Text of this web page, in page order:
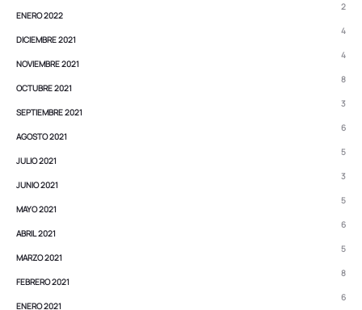
ENERO 2022
2
DICIEMBRE 2021
4
NOVIEMBRE 2021
4
OCTUBRE 2021
8
SEPTIEMBRE 2021
3
AGOSTO 2021
6
JULIO 2021
5
JUNIO 2021
3
MAYO 2021
5
ABRIL 2021
6
MARZO 2021
5
FEBRERO 2021
8
ENERO 2021
6